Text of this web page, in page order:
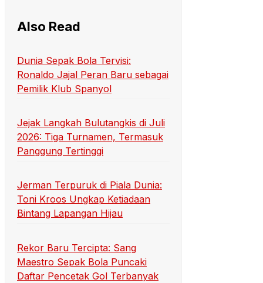
Also Read
Dunia Sepak Bola Tervisi:
Ronaldo Jajal Peran Baru sebagai
Pemilik Klub Spanyol
Jejak Langkah Bulutangkis di Juli
2026: Tiga Turnamen, Termasuk
Panggung Tertinggi
Jerman Terpuruk di Piala Dunia:
Toni Kroos Ungkap Ketiadaan
Bintang Lapangan Hijau
Rekor Baru Tercipta: Sang
Maestro Sepak Bola Puncaki
Daftar Pencetak Gol Terbanyak